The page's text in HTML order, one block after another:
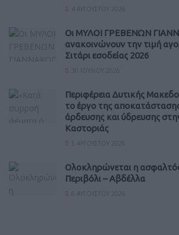
Οι ΜΥΛΟΙ ΓΡΕΒΕΝΩΝ
ανακοινώνουν την τιμή
Σιτάρι εσοδείας 2026
Περιφέρεια Δυτικής
το έργο της
άρδευσης και ύδρευσης
Καστοριάς
Ολοκληρώνεται η
Περιβόλι – Αβδέλλα